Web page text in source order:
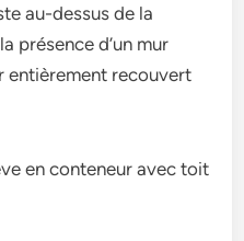
au-dessus de la
présence d’un mur
entièrement recouvert